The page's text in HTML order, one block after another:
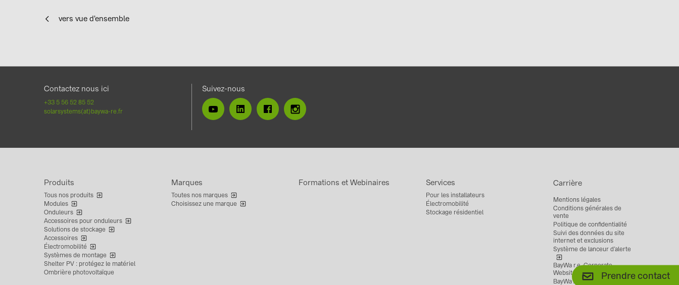
vers vue d'ensemble
Contactez nous ici
+33 5 56 52 85 52
solarsystems(at)baywa-re.fr
Suivez-nous
Produits
Tous nos produits
Modules
Onduleurs
Accessoires pour onduleurs
Solutions de stockage
Accessoires
Électromobilité
Systèmes de montage
Shelter PV : protégez le matériel
Ombrière photovoltaïque
Marques
Toutes nos marques
Choisissez une marque
Formations et Webinaires Services
Pour les installateurs
Électromobilité
Stockage résidentiel
Carrière
Mentions légales
Conditions générales de
vente
Politique de confidentialité
Suivi des données du site
internet et exclusions
Système de lanceur d’alerte
BayWa r.e. Corporate
Website
BayWa AG
Prendre contact